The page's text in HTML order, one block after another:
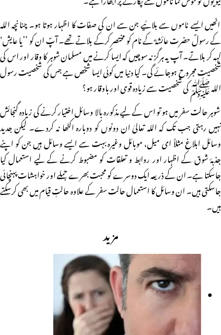
انھیں ایسے ناموں سے بلائیے جن سے ان کی صفات کا اظہار ہوتا ہو۔ چنانچہ اللہ
کے رسولؐ حضرت عائشہؓ کے نام کو مختصر کرکے بلاتے تھے۔ آپؐ ان کو ’’یا عایش‘
کہہ کر بلاتے۔ آپ یہ ہرگز نہ سوچیں کہ ایسا کرنے میں مسلمان شوہر کا وقار اور اس کی
شخصیت مجروح ہوجائے گی۔ کیا دنیا میں کوئی ایسا شخص ہے جس کی شخصیت رسول
اللہ ﷺ کی شخصیت سے زیادہ قوی اور باوقار ہو؟
شوہر حالت سفر میں ہو تو اس کے لیے مذکورہ بالا وسائل اختیار کرنے کی زیادہ گنجائش
نہیں رہتی جب تک کہ اللہ تعالیٰ ان دونوں کو دوبارہ اکٹھا نہ کردے۔ لیکن جدید
وسائل ابلاغ مثلاً ای میل، موبائل وغیرہ بہت سے ایسے وسائل ہیں جن کو اپنے
جذبۂ شوق کے اظہار اور روابط و تعلقات کو مضبوط کرنے کے لیے استعمال کیا
جاسکتا ہے۔ ان کے ذریعہ ایک دوسرے کو محبت بھرے جملے اور خواہشات پہنچائی
جاسکتی ہیں۔ ان وسائل کا استعمال حالت سفر کے علاوہ حالتِ قیام میں بھی کرسکتے
ہیں۔
مزید